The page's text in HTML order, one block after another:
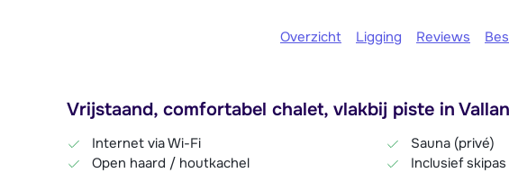
Overzicht Ligging Reviews
Vrijstaand, comfortabel chalet, vlakbij piste in
Internet via Wi-Fi
Open haard / houtkachel
Sauna (privé)
Inclusief skipas